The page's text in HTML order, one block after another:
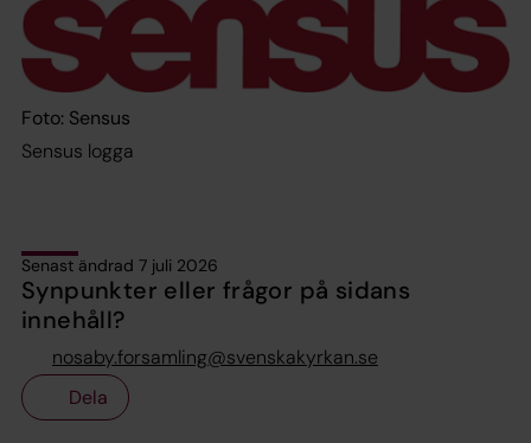
Foto: Sensus
Sensus logga
Senast ändrad 7 juli 2026
Synpunkter eller frågor på sidans
innehåll?
nosaby.forsamling@svenskakyrkan.se
Dela